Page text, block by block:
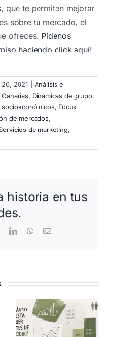
que te permiten mejorar
sobre tu mercado, el
ofreces. Pídenos
haciendo click aquí!.
26, 2021
Análisis e
, Dinámicas de grupo,
, Focus
de mercados,
Servicios de marketing,
historia en tus
LinkedInWhatsApp
Correo